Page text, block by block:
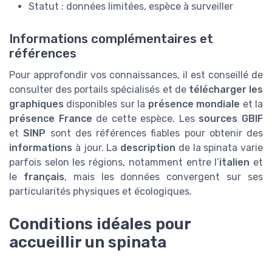
Statut : données limitées, espèce à surveiller
Informations complémentaires et
références
Pour approfondir vos connaissances, il est conseillé de
consulter des portails spécialisés et de télécharger les
graphiques disponibles sur la présence mondiale et la
présence France de cette espèce. Les sources GBIF
etSINP sont des références fiables pour obtenir des
informations à jour. La description de la spinata varie
parfois selon les régions, notamment entre l’italien et
le français, mais les données convergent sur ses
particularités physiques et écologiques.
Conditions idéales pour
accueillir un spinata